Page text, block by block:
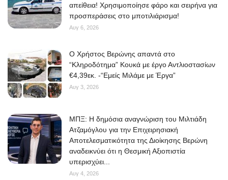
απείθεια! Χρησιμοποίησε φάρο και σειρήνα για
προσπεράσεις στο μποτιλιάρισμα!
Αυγ 6, 2026
O Χρήστος Βερώνης απαντά στο
“Κληροδότημα” Κουκά με έργο Αντλιοστασίων
€4,39εκ. -“Εμείς Μιλάμε με Έργα”
Αυγ 3, 2026
ΜΠΞ: Η δημόσια αναγνώριση του Μιλτιάδη
Ατζαμόγλου για την Επιχειρησιακή
Αποτελεσματικότητα της Διοίκησης Βερώνη
αναδεικνύει ότι η Θεσμική Αξιοπιστία
υπερισχύει...
Αυγ 4, 2026